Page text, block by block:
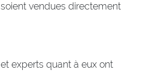
vendues directement
experts quant à eux ont